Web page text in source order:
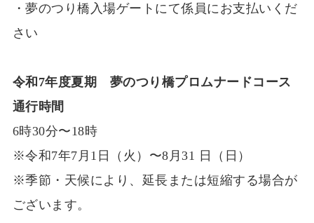
・夢のつり橋入場ゲートにて係員にお支払いくだ
さい
令和7年度夏期 夢のつり橋プロムナードコース
通行時間
6時30分〜18時
※令和7年7月1日（火）〜8月31 日（日）
※季節・天候により、延長または短縮する場合が
ございます。